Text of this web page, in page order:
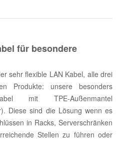
für besondere
sehr flexible LAN Kabel, alle drei
Produkte: unsere besonders
mit TPE-Außenmantel
Diese sind die Lösung wenn es
in Racks, Serverschränken
Stellen zu führen oder